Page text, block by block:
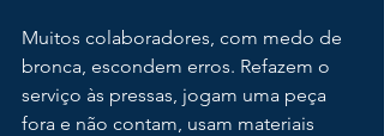
Muitos colaboradores, com medo de
bronca, escondem erros. Refazem o
serviço às pressas, jogam uma peça
fora e não contam, usam materiais